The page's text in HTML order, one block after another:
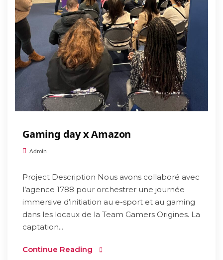
Gaming day x Amazon
Admin
Project Description Nous avons collaboré avec
l’agence 1788 pour orchestrer une journée
immersive d’initiation au e-sport et au gaming
dans les locaux de la Team Gamers Origines. La
captation...
Continue Reading